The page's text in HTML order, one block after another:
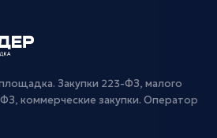
Закупки 223-ФЗ, малого
коммерческие закупки. Оператор